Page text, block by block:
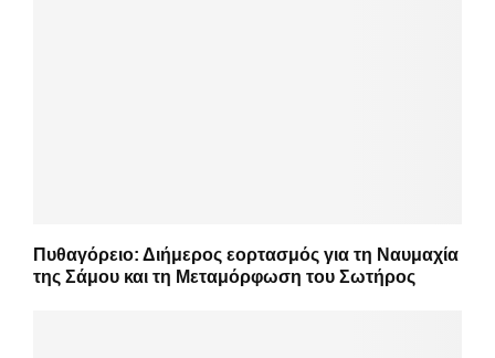
Πυθαγόρειο: Διήμερος εορτασμός για τη Ναυμαχία
της Σάμου και τη Μεταμόρφωση του Σωτήρος